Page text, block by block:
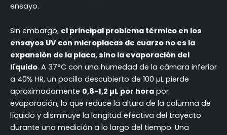
ensayo.
Sin embargo, el principal problema térmico en los
ensayos UV con microplacas de cuarzo no es la
expansión de la placa, sino la evaporación del
líquido. A 37°C con una humedad de la cámara inferior
a 40% HR, un pocillo descubierto de 100 µL pierde
aproximadamente 0,8-1,2 µL por hora por
evaporación, lo que reduce la altura de la columna de
líquido y disminuye la longitud efectiva del trayecto
durante una medición a lo largo del tiempo. Una